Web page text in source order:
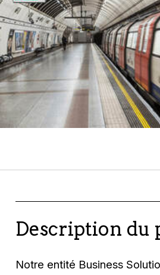
Description du
Notre entité Business